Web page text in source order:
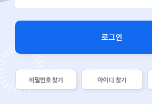
로그인
비밀번호 찾기 아이디 찾기